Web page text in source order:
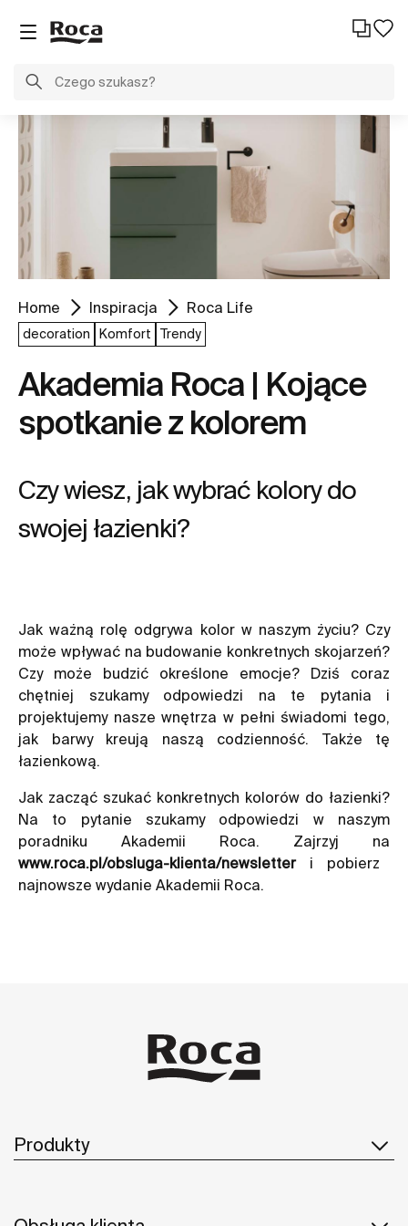
Home Inspiracja Roca Life
decoration Komfort Trendy
Akademia Roca | Kojące
spotkanie z kolorem
Czy wiesz, jak wybrać kolory do
swojej łazienki?
Jak ważną rolę odgrywa kolor w naszym życiu? Czy
może wpływać na budowanie konkretnych skojarzeń?
Czy może budzić określone emocje? Dziś coraz
chętniej szukamy odpowiedzi na te pytania i
projektujemy nasze wnętrza w pełni świadomi tego,
jak barwy kreują naszą codzienność. Także tę
łazienkową.
Jak zacząć szukać konkretnych kolorów do łazienki?
Na to pytanie szukamy odpowiedzi w naszym
poradniku Akademii Roca. Zajrzyj na
www.roca.pl/obsluga-klienta/newsletteri pobierz
najnowsze wydanie Akademii Roca.
Produkty